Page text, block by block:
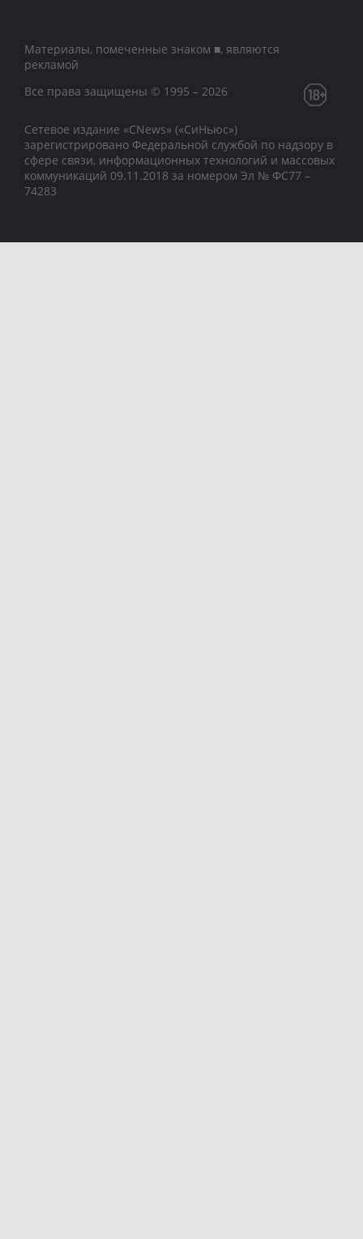
Материалы, помеченные знаком ■, являются
рекламой
Все права защищены © 1995 – 2026
Сетевое издание «CNews» («СиНьюс»)
зарегистрировано Федеральной службой по надзору в
сфере связи, информационных технологий и массовых
коммуникаций 09.11.2018 за номером Эл № ФС77 –
74283